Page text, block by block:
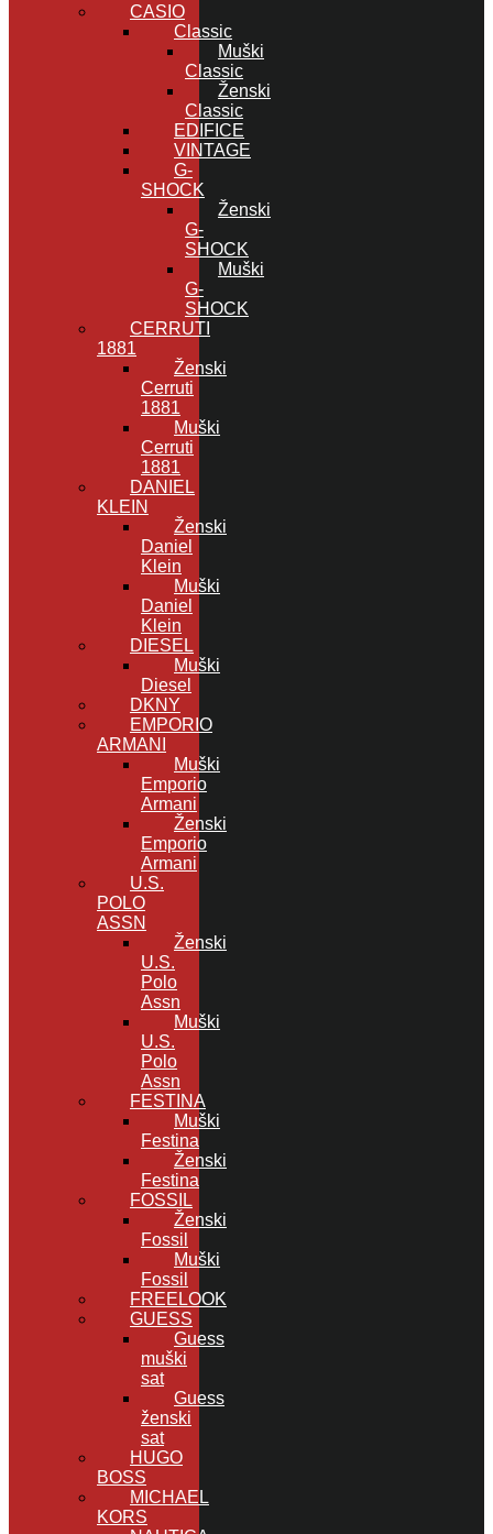
CASIO
Classic
Muški
Classic
Ženski
Classic
EDIFICE
VINTAGE
G-
SHOCK
Ženski
G-
SHOCK
Muški
G-
SHOCK
CERRUTI
1881
Ženski
Cerruti
1881
Muški
Cerruti
1881
DANIEL
KLEIN
Ženski
Daniel
Klein
Muški
Daniel
Klein
DIESEL
Muški
Diesel
DKNY
EMPORIO
ARMANI
Muški
Emporio
Armani
Ženski
Emporio
Armani
U.S.
POLO
ASSN
Ženski
U.S.
Polo
Assn
Muški
U.S.
Polo
Assn
FESTINA
Muški
Festina
Ženski
Festina
FOSSIL
Ženski
Fossil
Muški
Fossil
FREELOOK
GUESS
Guess
muški
sat
Guess
ženski
sat
HUGO
BOSS
MICHAEL
KORS